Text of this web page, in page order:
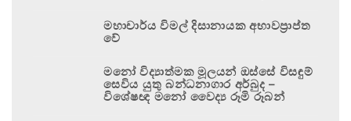
මහාචාර්ය විමල් දිසානායක අභාවප්‍රාප්ත
වේ
මනෝ විද්‍යාත්මක මූලයන් ඔස්සේ විසඳුම්
සෙවිය යුතු බන්ධනාගාර අර්බුද –
විශේෂඥ මනෝ වෛද්‍ය රූමි රූබන්